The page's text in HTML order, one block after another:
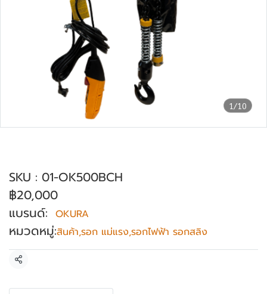
1/10
SKU : 01-OK500BCH
฿20,000
แบรนด์: OKURA
หมวดหมู่:สินค้า,รอก แม่แรง,รอกไฟฟ้า รอกสลิง
แชร์